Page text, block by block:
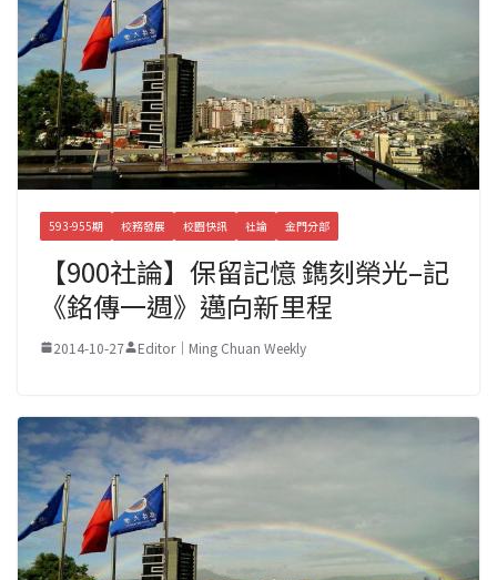
593-955期 校務發展 校園快訊 社論 金門分部
【900社論】保留記憶 鐫刻榮光–記
《銘傳一週》邁向新里程
2014-10-27 Editor｜Ming Chuan Weekly